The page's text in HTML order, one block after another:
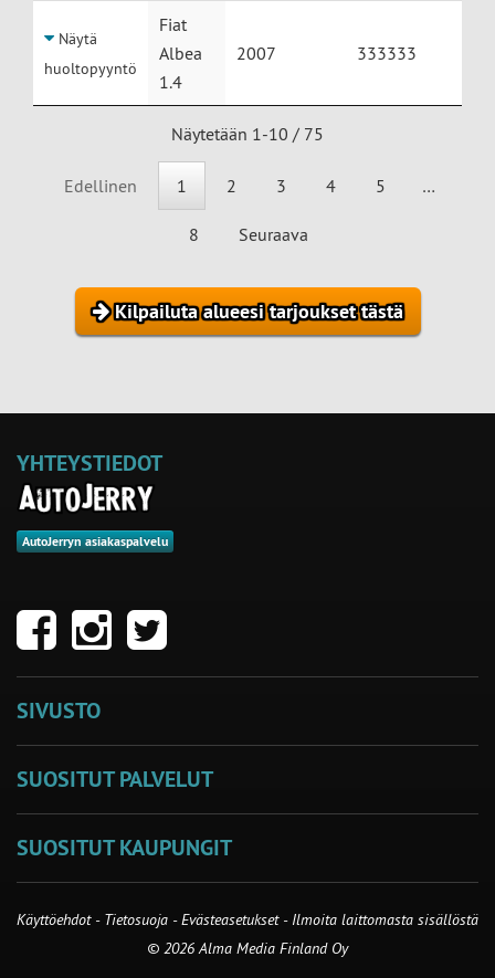
Näytä
huoltopyyntö
Fiat
Albea
1.4
2007 333333
Näytetään 1-10 / 75
Edellinen 1 2 3 4 5 …
8 Seuraava
Kilpailuta alueesi tarjoukset tästä
YHTEYSTIEDOT
AutoJerryn asiakaspalvelu
SIVUSTO
SUOSITUT PALVELUT
SUOSITUT KAUPUNGIT
Käyttöehdot - Tietosuoja -Evästeasetukset- Ilmoita laittomasta sisällöstä
© 2026 Alma Media Finland Oy